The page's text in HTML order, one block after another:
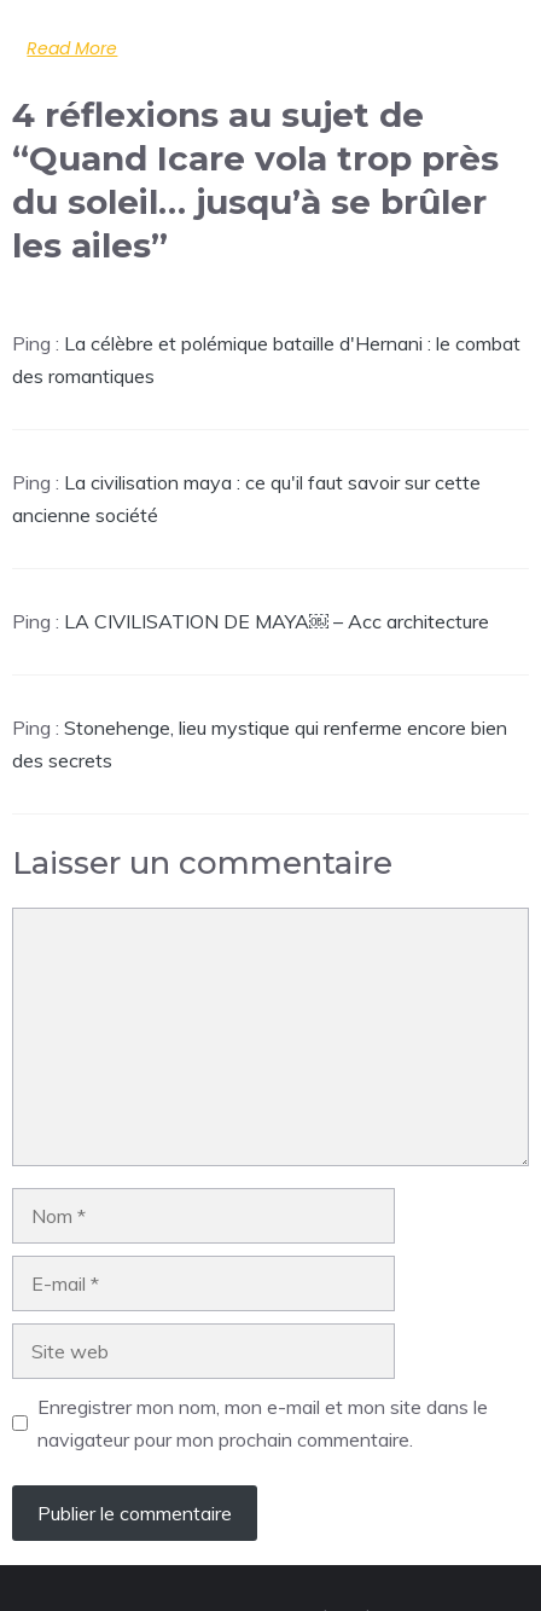
Read More
4 réflexions au sujet de
“Quand Icare vola trop près
du soleil… jusqu’à se brûler
les ailes”
Ping : La célèbre et polémique bataille d'Hernani : le combat
des romantiques
Ping : La civilisation maya : ce qu'il faut savoir sur cette
ancienne société
Ping : LA CIVILISATION DE MAYA￼ – Acc architecture
Ping : Stonehenge, lieu mystique qui renferme encore bien
des secrets
Laisser un commentaire
Enregistrer mon nom, mon e-mail et mon site dans le
navigateur pour mon prochain commentaire.